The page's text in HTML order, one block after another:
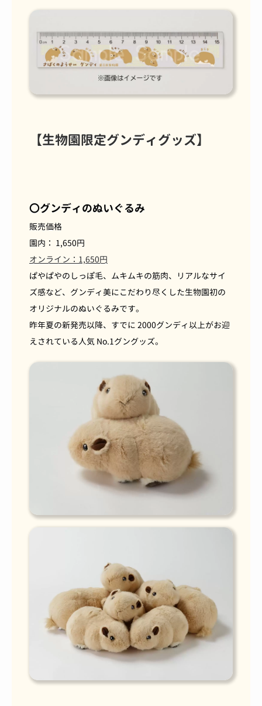
【生物園限定グンディグッズ】
〇グンディのぬいぐるみ
販売価格
園内： 1,650円
オンライン：1,650円
ぱやぱやのしっぽ毛、ムキムキの筋肉、リアルなサイ
ズ感など、グンディ美にこだわり尽くした生物園初の
オリジナルのぬいぐるみです。
昨年夏の新発売以降、すでに 2000グンディ以上がお迎
えされている人気 No.1グングッズ。